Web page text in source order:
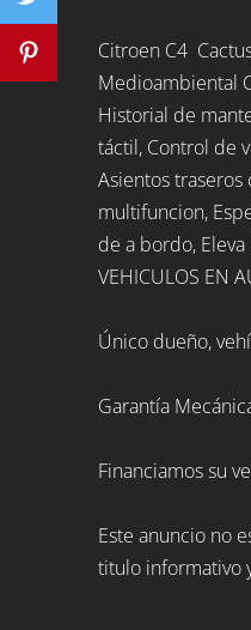
Citroen C4
Medioambiental
Historial de
táctil, Control de
Asientos traseros
multifuncion,
de a bordo, Eleva
VEHICULOS EN
Único dueño,
Garantía
Financiamos su
Este anuncio no
titulo informativo